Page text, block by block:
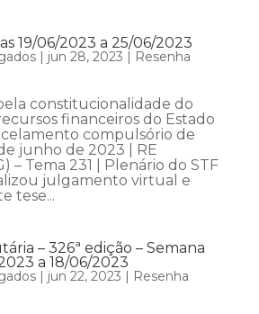
19/06/2023 a 25/06/2023
| jun 28, 2023 | Resenha
constitucionalidade do
financeiros do Estado
compulsório de
junho de 2023 | RE
– Tema 231 | Plenário do STF
julgamento virtual e
tese...
– 326ª edição – Semana
a 18/06/2023
| jun 22, 2023 | Resenha